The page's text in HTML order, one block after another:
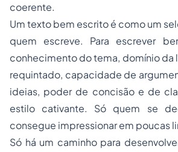
coerente.
Um texto bem escrito é como um
quem escreve. Para escrever
conhecimento do tema, domínio da
requintado, capacidade de
ideias, poder de concisão e de
estilo cativante. Só quem se
consegue impressionar em poucas
Só há um caminho para